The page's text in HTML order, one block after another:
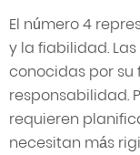
El número 4
y la fiabilidad.
conocidas por su
responsabilidad.
requieren
necesitan más